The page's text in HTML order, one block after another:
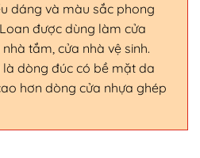
dáng và màu sắc phong
được dùng làm cửa
tắm, cửa nhà vệ sinh.
dòng đúc có bề mặt da
hơn dòng cửa nhựa ghép
lượng